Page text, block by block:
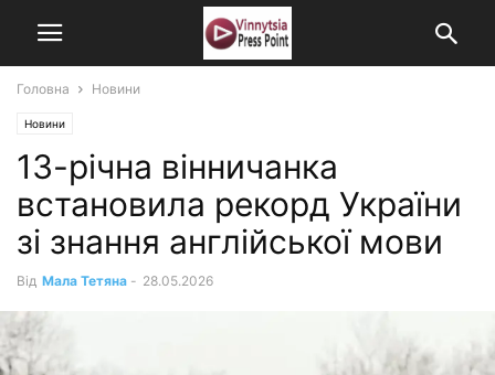
Головна Новини
Новини
13-річна вінничанка
встановила рекорд України
зі знання англійської мови
Від Мала Тетяна - 28.05.2026